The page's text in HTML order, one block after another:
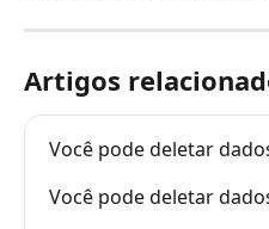
Artigos
Você pode deletar
Você pode deletar